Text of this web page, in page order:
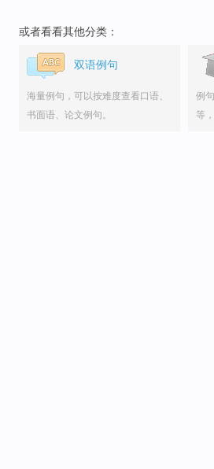
或者看看其他分类：
双语例句
海量例句，可以按难度查看口语、
书面语、论文例句。
例
等